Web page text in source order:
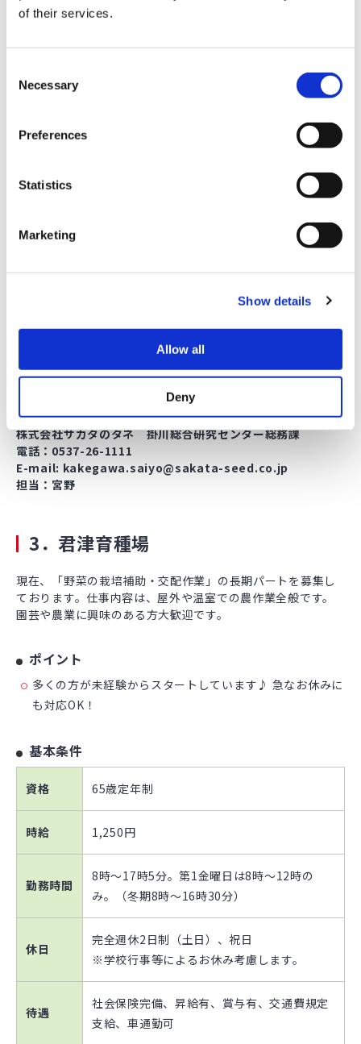
of their services.
Necessary
Preferences
Statistics
Marketing
Show details
Allow all
Deny
支給、車通勤可
採用決定から約2週間後より、最初に到達する
試用期間
応募の際は、半年以内の証明写真を添付した履歴書を下記ま
でメール、郵送、もしくはご持参ください。
※履歴書の返却は致しませんので、ご了承ください。（当社
責任廃棄）
〒436-0115 静岡県掛川市吉岡1743-2
株式会社サカタのタネ 掛川総合研究センター総務課
電話：0537-26-1111
E-mail: kakegawa.saiyo@sakata-seed.co.jp
担当：宮野
3．君津育種場
現在、「野菜の栽培補助・交配作業」の長期パートを募集し
ております。仕事内容は、屋外や温室での農作業全般です。
園芸や農業に興味のある方大歓迎です。
ポイント
多くの方が未経験からスタートしています♪ 急なお休みに
も対応OK！
基本条件
資格 65歳定年制
時給 1,250円
勤務時間
8時～17時5分。第1金曜日は8時～12時の
み。（冬期8時～16時30分）
休日
完全週休2日制（土日）、祝日
※学校行事等によるお休み考慮します。
待遇
社会保険完備、昇給有、賞与有、交通費規定
支給、車通勤可